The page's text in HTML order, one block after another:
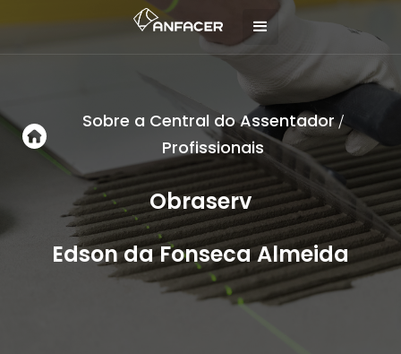
Sobre a Central do Assentador/
Profissionais
Obraserv
Edson da Fonseca Almeida